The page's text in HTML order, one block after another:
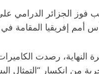
أمم إفريقيا المقامة
النهاية، رصدت
من انكسار “التمثال